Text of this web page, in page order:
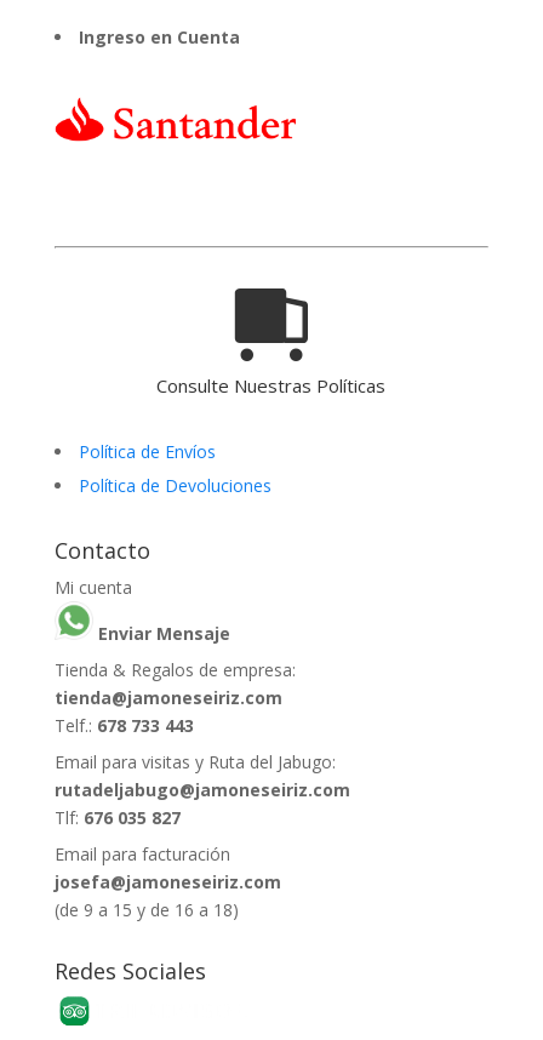
Ingreso en Cuenta
Consulte Nuestras Políticas
Política de Envíos
Política de Devoluciones
Contacto
Mi cuenta
Enviar Mensaje
Tienda & Regalos de empresa:
tienda@jamoneseiriz.com
Telf.: 678 733 443
Email para visitas y Ruta del Jabugo:
rutadeljabugo@jamoneseiriz.com
Tlf: 676 035 827
Email para facturación
josefa@jamoneseiriz.com
(de 9 a 15 y de 16 a 18)
Redes Sociales